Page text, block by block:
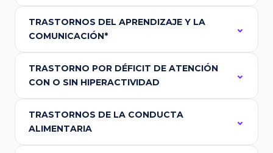
TRASTORNOS DEL APRENDIZAJE Y LA
COMUNICACIÓN*
TRASTORNO POR DÉFICIT DE ATENCIÓN
CON O SIN HIPERACTIVIDAD
TRASTORNOS DE LA CONDUCTA
ALIMENTARIA